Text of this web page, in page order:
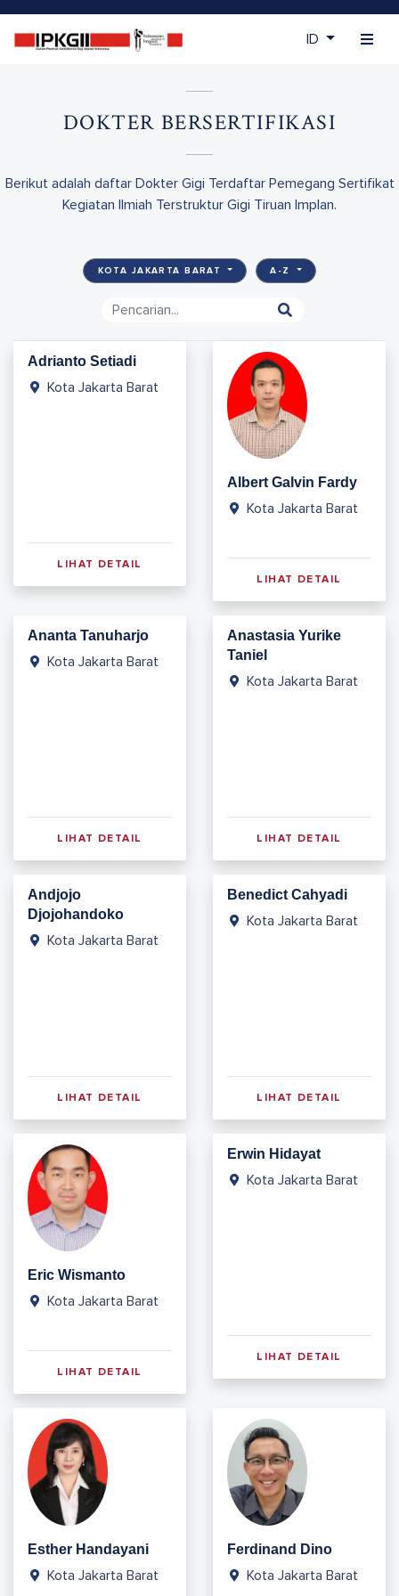
ID
DOKTER BERSERTIFIKASI
Berikut adalah daftar Dokter Gigi Terdaftar Pemegang Sertifikat
Kegiatan Ilmiah Terstruktur Gigi Tiruan Implan.
KOTA JAKARTA BARAT A-Z
Adrianto Setiadi
Kota Jakarta Barat
LIHAT DETAIL
Albert Galvin Fardy
Kota Jakarta Barat
LIHAT DETAIL
Ananta Tanuharjo
Kota Jakarta Barat
LIHAT DETAIL
Anastasia Yurike
Taniel
Kota Jakarta Barat
LIHAT DETAIL
Andjojo
Djojohandoko
Kota Jakarta Barat
LIHAT DETAIL
Benedict Cahyadi
Kota Jakarta Barat
LIHAT DETAIL
Eric Wismanto
Kota Jakarta Barat
LIHAT DETAIL
Erwin Hidayat
Kota Jakarta Barat
LIHAT DETAIL
Esther Handayani
Kota Jakarta Barat
Ferdinand Dino
Kota Jakarta Barat